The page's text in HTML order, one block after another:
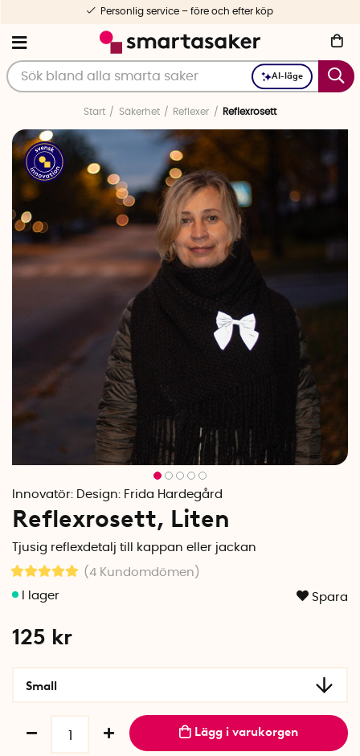
AI-läge
Personlig service – före och efter köp
Start Säkerhet Reflexer Reflexrosett
Innovatör: Design: Frida Hardegård
Reflexrosett, Liten
Tjusig reflexdetalj till kappan eller jackan
(4 Kundomdömen )
Spara
125 kr
Small
Lägg i varukorgen